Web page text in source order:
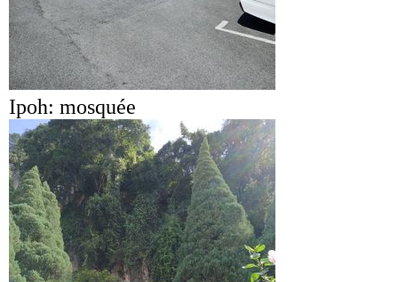
Ipoh: mosquée